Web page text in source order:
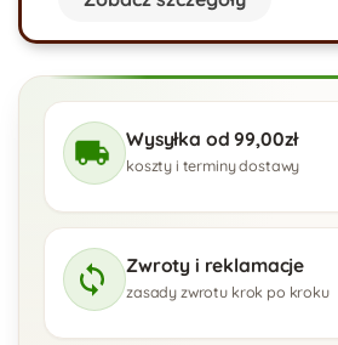
Wysyłka od 99,00zł
koszty i terminy dostawy
Zwroty i reklamacje
zasady zwrotu krok po kroku